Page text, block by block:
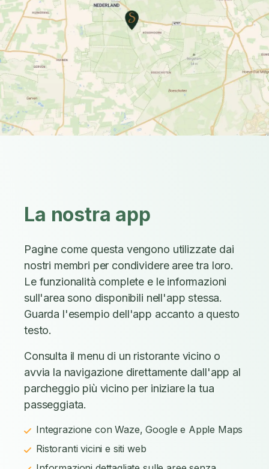
La nostra app
Pagine come questa vengono utilizzate dai
nostri membri per condividere aree tra loro.
Le funzionalità complete e le informazioni
sull'area sono disponibili nell'app stessa.
Guarda l'esempio dell'app accanto a questo
testo.
Consulta il menu di un ristorante vicino o
avvia la navigazione direttamente dall'app al
parcheggio più vicino per iniziare la tua
passeggiata.
Integrazione con Waze, Google e Apple Maps
Ristoranti vicini e siti web